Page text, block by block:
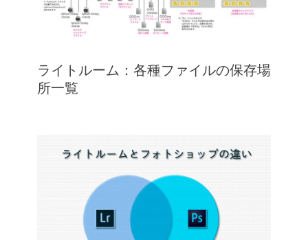
ライトルーム：各種ファイルの保存場
所一覧